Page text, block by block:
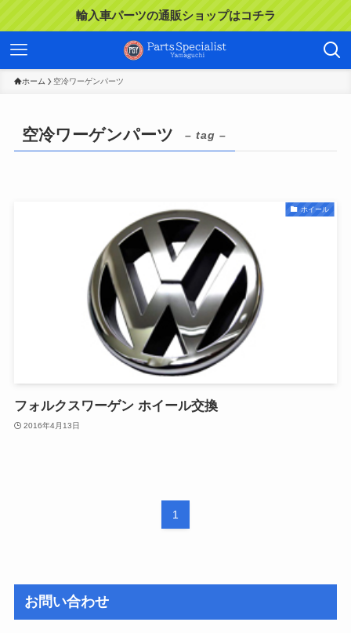
輸入車パーツの通販ショップはコチラ
ホーム 空冷ワーゲンパーツ
空冷ワーゲンパーツ – tag –
ホイール
フォルクスワーゲン ホイール交換
2016年4月13日
1
お問い合わせ